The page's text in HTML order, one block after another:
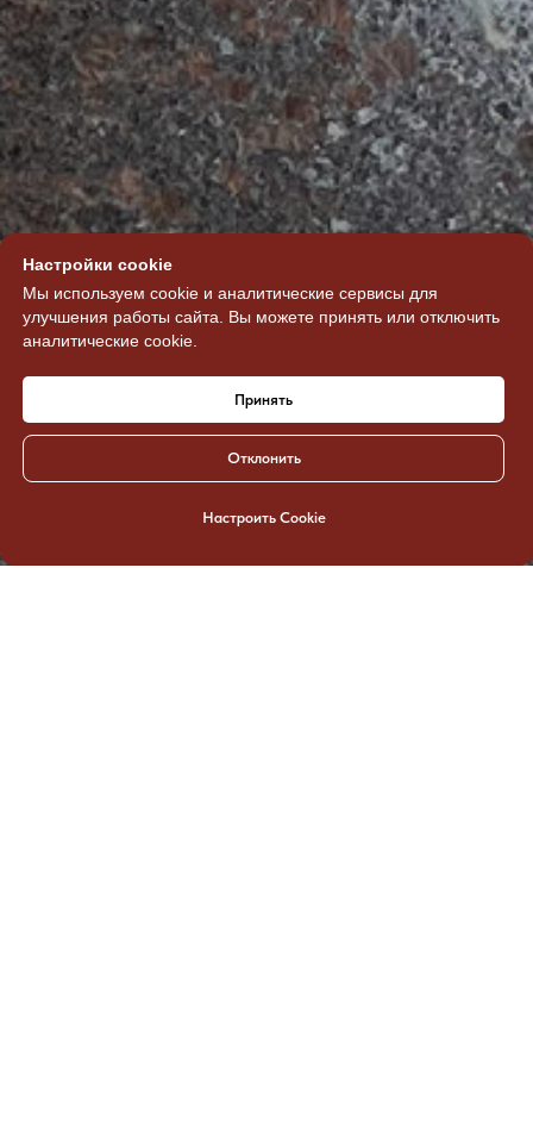
Настройки cookie
Мы используем cookie и аналитические сервисы для
улучшения работы сайта. Вы можете принять или отключить
аналитические cookie.
Принять
Отклонить
Настроить Cookie